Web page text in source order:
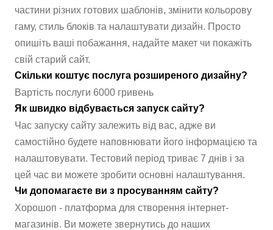
частини різних готових шаблонів, змінити кольорову
гаму, стиль блоків та налаштувати дизайн. Просто
опишіть ваші побажання, надайте макет чи покажіть
свій старий сайт.
Скільки коштує послуга розширеного дизайну?
Вартість послуги 6000 гривень
Як швидко відбувається запуск сайту?
Час запуску сайту залежить від вас, адже ви
самостійно будете наповнювати його інформацією та
налаштовувати. Тестовий період триває 7 днів і за
цей час ви можете зробити основні налаштування.
Чи допомагаєте ви з просуванням сайту?
Хорошоп - платформа для створення інтернет-
магазинів. Ви можете звернутись до наших